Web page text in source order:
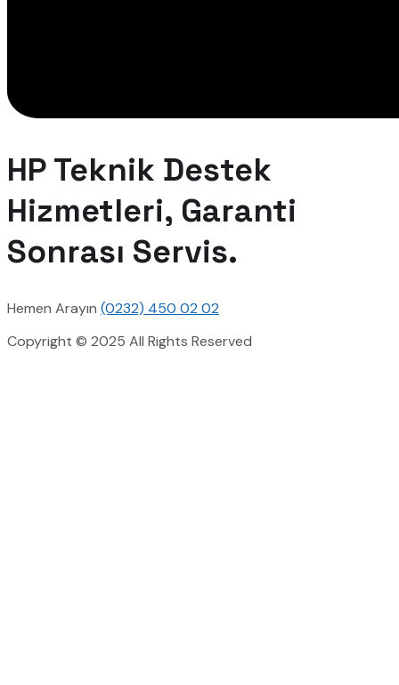
HP Teknik Destek
Hizmetleri, Garanti
Sonrası Servis.
Hemen Arayın (0232) 450 02 02
Copyright © 2025 All Rights Reserved